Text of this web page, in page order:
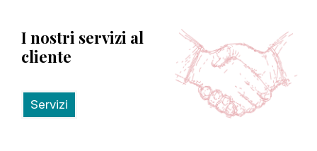
I nostri servizi al
cliente
Servizi